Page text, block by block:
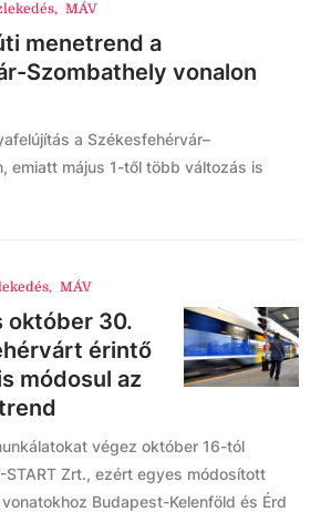
, MÁV
menetrend a
Szombathely vonalon
a Székesfehérvár–
emiatt május 1-től több változás is
, MÁV
október 30.
érintő
módosul az
végez október 16-tól
Zrt., ezért egyes módosított
Budapest-Kelenföld és Érd